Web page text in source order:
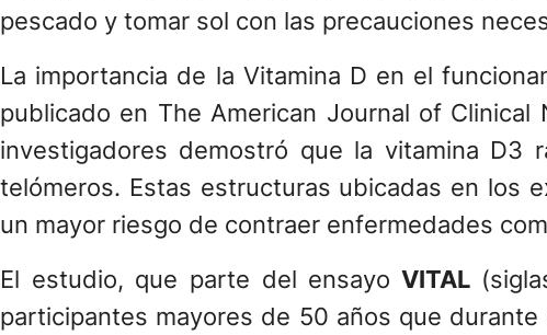
pescado y tomar sol con las precauciones
La importancia de la Vitamina D en el
publicado en The American Journal of Clinical
investigadores demostró que la vitamina D3
telómeros. Estas estructuras ubicadas en los
un mayor riesgo de contraer enfermedades
El estudio, que parte del ensayo VITAL
participantes mayores de 50 años que